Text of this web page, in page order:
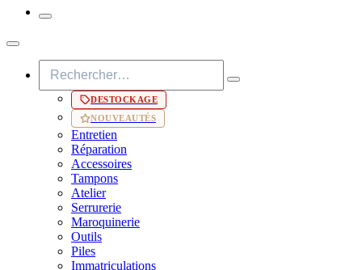
DESTOCKAGE
NOUVEAUTÉS
Entretien
Réparation
Accessoires
Tampons
Atelier
Serrurerie
Maroquinerie
Outils
Piles
Immatriculations